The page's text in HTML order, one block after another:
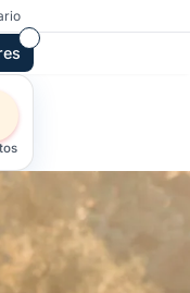
por tipo de festejo